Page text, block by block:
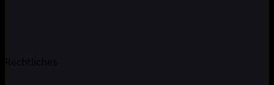
Rechtliches